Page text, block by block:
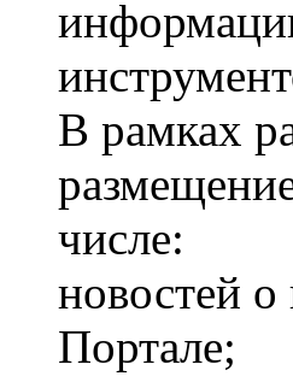
В рамках
числе:
новостей
Портале;